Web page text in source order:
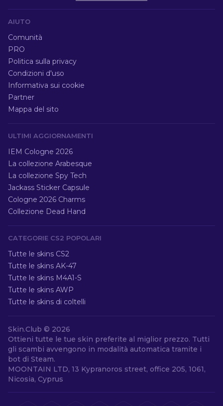
AIUTO
Comunità
PRO
Politica sulla privacy
Condizioni d'uso
Informativa sui cookie
Partner
Mappa del sito
ULTIMI AGGIORNAMENTI
IEM Cologne 2026
La collezione Arabesque
La collezione Spy Tech
Jackass Sticker Capsule
Cologne 2026 Charms
Collezione Dead Hand
CATEGORIE CS2 POPOLARI
Tutte le skins CS2
Tutte le skins AK-47
Tutte le skins M4A1-S
Tutte le skins AWP
Tutte le skins di coltelli
Skin.Club © 2026
Ottieni tutte le tue skin preferite al miglior prezzo. Tutti
gli scambi avvengono in modalità automatica tramite i
bot di Steam.
MOONTAIN LTD, 13 Kypranoros street, office 205, 1061,
Nicosia, Cyprus